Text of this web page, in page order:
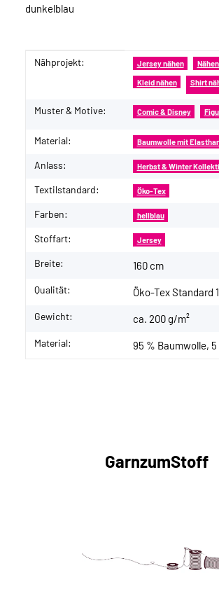
dunkelblau
Produkteigenschaft
Wert
Nähprojekt: Jersey nähen
Kleid nähen Shirt
Muster & Motive: Comic & Disney
Material: Baumwolle mit
Anlass: Herbst & Winter
Textilstandard: Öko-Tex
Farben: hellblau
Stoffart: Jersey
Breite: 160 cm
Qualität: Öko-Tex Standard
Gewicht: ca. 200 g/m²
Material: 95 % Baumwolle,
GarnzumStoff